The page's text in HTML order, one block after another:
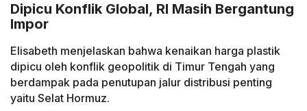
Dipicu Konflik Global, RI Masih Bergantung
Impor
Elisabeth menjelaskan bahwa kenaikan harga plastik
dipicu oleh konflik geopolitik di Timur Tengah yang
berdampak pada penutupan jalur distribusi penting
yaitu Selat Hormuz.